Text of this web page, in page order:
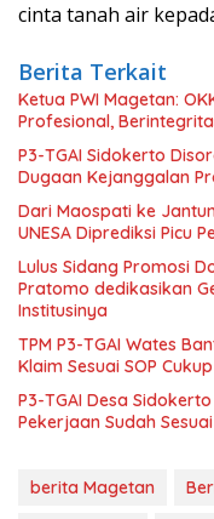
cinta tanah air
Berita Terkait
Ketua PWI Magetan:
Profesional,
P3-TGAI Sidokerto
Dugaan Kejanggalan
Dari Maospati ke
UNESA Diprediksi Picu
Lulus Sidang Promosi
Pratomo dedikasikan
Institusinya
TPM P3-TGAI Wates
Klaim Sesuai SOP
P3-TGAI Desa
Pekerjaan Sudah Sesuai
berita Magetan